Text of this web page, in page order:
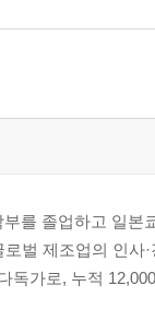
를 졸업하고 일본
벌 제조업의 인사
독가로, 누적